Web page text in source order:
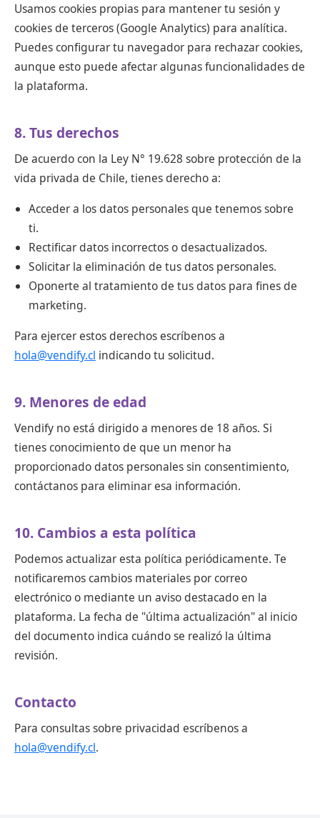
Usamos cookies propias para mantener tu sesión y
cookies de terceros (Google Analytics) para analítica.
Puedes configurar tu navegador para rechazar cookies,
aunque esto puede afectar algunas funcionalidades de
la plataforma.
8. Tus derechos
De acuerdo con la Ley N° 19.628 sobre protección de la
vida privada de Chile, tienes derecho a:
Acceder a los datos personales que tenemos sobre
ti.
Rectificar datos incorrectos o desactualizados.
Solicitar la eliminación de tus datos personales.
Oponerte al tratamiento de tus datos para fines de
marketing.
Para ejercer estos derechos escríbenos a
hola@vendify.cl indicando tu solicitud.
9. Menores de edad
Vendify no está dirigido a menores de 18 años. Si
tienes conocimiento de que un menor ha
proporcionado datos personales sin consentimiento,
contáctanos para eliminar esa información.
10. Cambios a esta política
Podemos actualizar esta política periódicamente. Te
notificaremos cambios materiales por correo
electrónico o mediante un aviso destacado en la
plataforma. La fecha de "última actualización" al inicio
del documento indica cuándo se realizó la última
revisión.
Contacto
Para consultas sobre privacidad escríbenos a
hola@vendify.cl.